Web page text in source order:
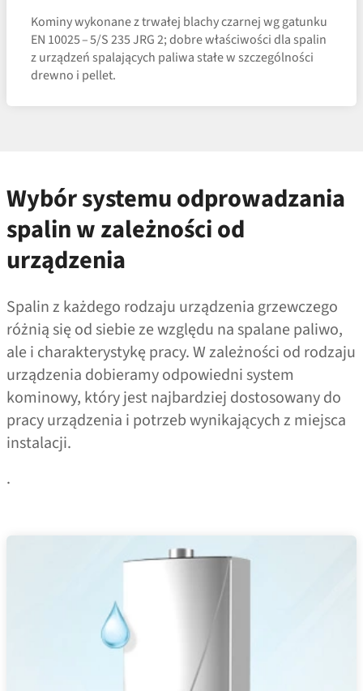
Kominy wykonane z trwałej blachy czarnej wg gatunku
EN 10025 – 5/S 235 JRG 2; dobre właściwości dla spalin
z urządzeń spalających paliwa stałe w szczególności
drewno i pellet.
Wybór systemu odprowadzania
spalin w zależności od
urządzenia
Spalin z każdego rodzaju urządzenia grzewczego
różnią się od siebie ze względu na spalane paliwo,
ale i charakterystykę pracy. W zależności od rodzaju
urządzenia dobieramy odpowiedni system
kominowy, który jest najbardziej dostosowany do
pracy urządzenia i potrzeb wynikających z miejsca
instalacji.
.